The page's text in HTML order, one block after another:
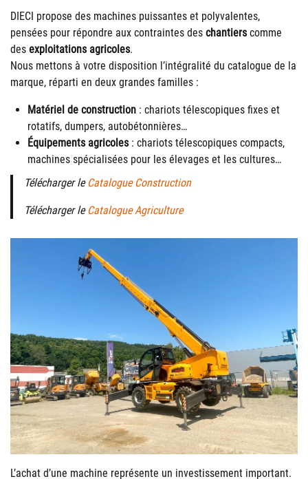
DIECI propose des machines puissantes et polyvalentes,
pensées pour répondre aux contraintes des chantierscomme
des exploitations agricoles.
Nous mettons à votre disposition l’intégralité du catalogue de la
marque, réparti en deux grandes familles :
Matériel de construction : chariots télescopiques fixes et
rotatifs, dumpers, autobétonnières…
Équipements agricoles: chariots télescopiques compacts,
machines spécialisées pour les élevages et les cultures…
Télécharger le Catalogue Construction
Télécharger le Catalogue Agriculture
L’achat d’une machine représente un investissement important.